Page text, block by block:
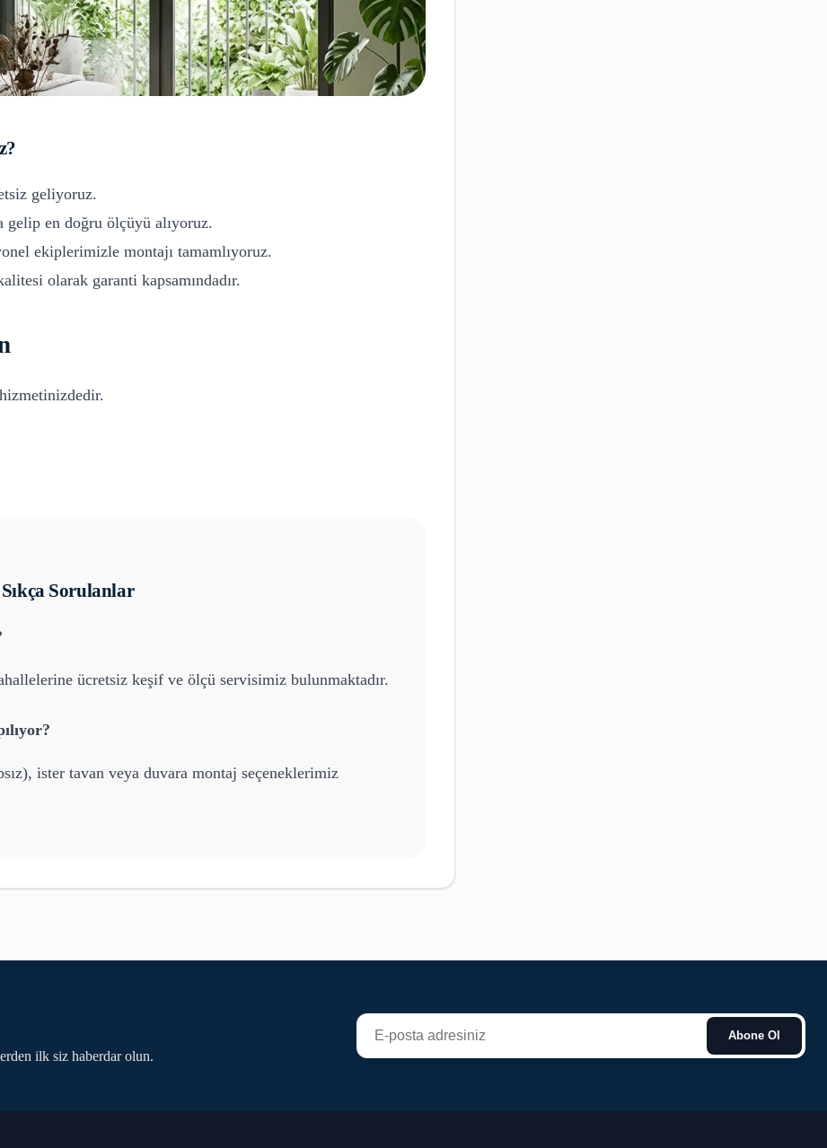
geliyoruz.
gelip en doğru ölçüyü alıyoruz.
ekiplerimizle montajı tamamlıyoruz.
olarak garanti kapsamındadır.
Sorulanlar
ücretsiz keşif ve ölçü servisimiz bulunmaktadır.
ister tavan veya duvara montaj seçeneklerimiz
ilk siz haberdar olun.
Abone Ol